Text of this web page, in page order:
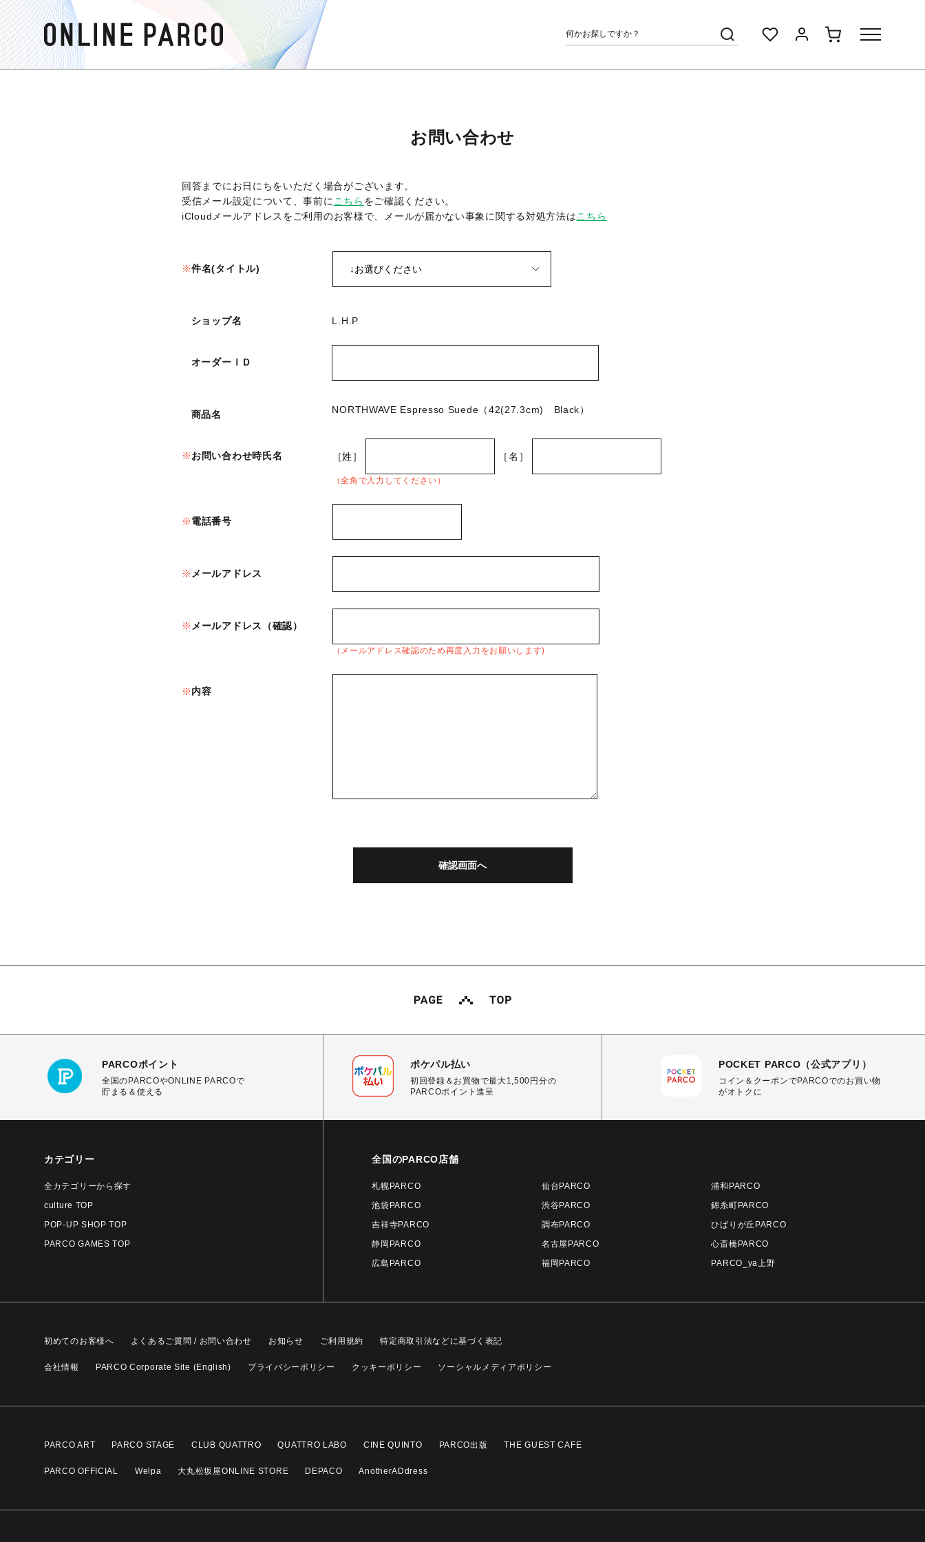
お問い合わせ
回答までにお日にちをいただく場合がございます。
受信メール設定について、事前に こちら をご確認ください。
iCloudメールアドレスをご利用のお客様で、メールが届かない事象に関する対処方法はこちら
件名(タイトル)
ショップ名 L.H.P
オーダーＩＤ
商品名 NORTHWAVE Espresso Suede（42(27.3cm) Black）
お問い合わせ時氏名 ［姓］ ［名］
（全角で入力してください）
電話番号
メールアドレス
メールアドレス（確認）
（メールアドレス確認のため再度入力をお願いします)
内容
PARCOポイント
全国のPARCOやONLINE PARCOで
貯まる＆使える
ポケパル払い
初回登録＆お買物で最大1,500円分の
PARCOポイント進呈
POCKET PARCO（公式アプリ）
コイン＆クーポンでPARCOでのお買い物
がオトクに
カテゴリー
全カテゴリーから探す
culture TOP
POP-UP SHOP TOP
PARCO GAMES TOP
全国のPARCO店舗
札幌PARCO 仙台PARCO
浦和PARCO
池袋PARCO
渋谷PARCO
錦糸町PARCO
吉祥寺PARCO
調布PARCO
ひばりが丘PARCO
静岡PARCO
名古屋PARCO
心斎橋PARCO
広島PARCO
福岡PARCO PARCO_ya上野
初めてのお客様へ よくあるご質問 / お問い合わせ お知らせ ご利用規約 特定商取引法などに基づく表記
会社情報 PARCO Corporate Site (English) プライバシーポリシー クッキーポリシー ソーシャルメディアポリシー
PARCO ART PARCO STAGE CLUB QUATTRO QUATTRO LABO CINE QUINTO PARCO出版 THE GUEST CAFE
PARCO OFFICIAL Welpa 大丸松坂屋ONLINE STORE DEPACO AnotherADdress